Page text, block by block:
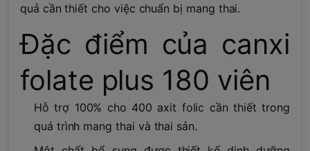
quả cần thiết cho việc chuẩn bị mang thai.
Đặc điểm của canxi
folate plus 180 viên
Hỗ trợ 100% cho 400 axit folic cần thiết trong
quá trình mang thai và thai sản.